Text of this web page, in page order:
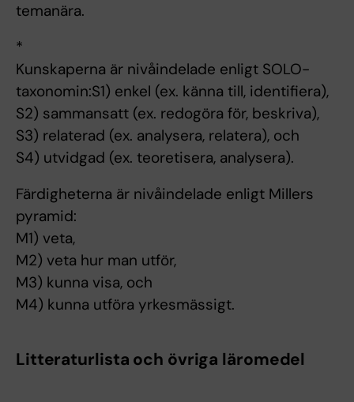
temanära.
*
Kunskaperna är nivåindelade enligt SOLO-
taxonomin:S1) enkel (ex. känna till, identifiera),
S2) sammansatt (ex. redogöra för, beskriva),
S3) relaterad (ex. analysera, relatera), och
S4) utvidgad (ex. teoretisera, analysera).
Färdigheterna är nivåindelade enligt Millers
pyramid:
M1) veta,
M2) veta hur man utför,
M3) kunna visa, och
M4) kunna utföra yrkesmässigt.
Litteraturlista och övriga läromedel